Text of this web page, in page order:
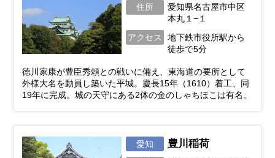
住所
愛知県名古屋市中区
本丸１−１
アクセス
地下鉄市役所駅から
徒歩で5分
徳川家康が豊臣秀頼との戦いに備え、東海道の要所として
外様大名を動員し築いた平城。慶長15年（1610）着工、同
19年に完成。城の天守にある2体の金のしゃちほこは有名。
愛知 豊川稲荷